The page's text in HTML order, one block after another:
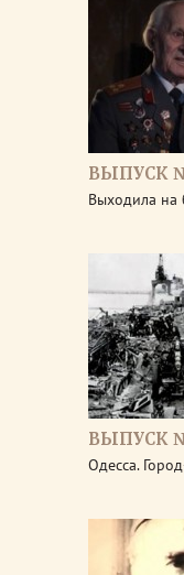
ВЫПУСК
Выходила на
ВЫПУСК
Одесса.